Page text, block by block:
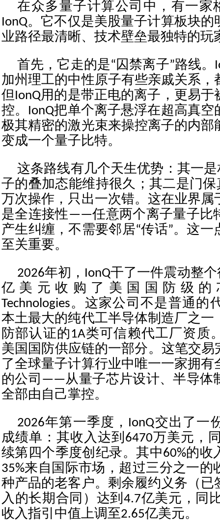
在众多量子计算公司中，有一
IonQ。它不仅是美股量子计算板块
业路径最清晰、技术壁垒最独特的玩
首先，它走的是“囚禁离子”路线。
加州理工的中性原子有些亲戚关系，
但IonQ用的是带正电的离子，更易于
控。IonQ把单个离子悬浮在超高真空
极其精密的激光束来操控离子的内部
变成一个量子比特。
这条路线有几个天生优势：其一
子的叠加态能维持很久；其二是门
万次操作，只出一次错。这在业界属
是全连接性——任意两个离子量子比
产生纠缠，不需要邻居“传话”。这一
至关重要。
2026年初，IonQ干了一件震动整
亿美元收购了美国国防级的
Technologies。这家公司不是普通的
本土最大的纯代工半导体制造厂之一
防部认证的1A类可信赖代工厂资质
美国国防供应链的一部分。这笔交易
了全球量子计算行业中唯一一家拥
的公司——从量子芯片设计、半导体
全部由自己掌控。
2026年第一季度，IonQ交出了一
成绩单：其收入达到6470万美元，
续第四个季度创纪录。其中60%的收
35%来自国际市场，超过三分之一的
种产品的老客户。剩余履约义务（已
入的长期合同）达到4.7亿美元，同
收入指引中值上调至2.65亿美元。